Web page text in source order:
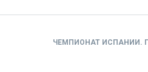
ЧЕМПИОНАТ ИСПАНИИ.